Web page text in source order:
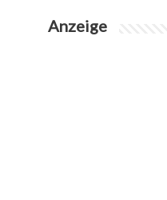
Anzeige